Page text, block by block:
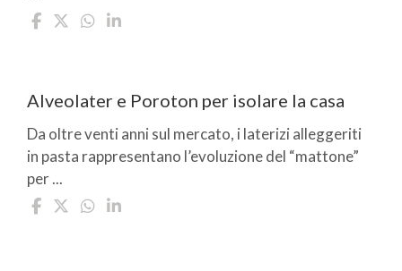
Alveolater e Poroton per isolare la casa
Da oltre venti anni sul mercato, i laterizi alleggeriti
in pasta rappresentano l’evoluzione del “mattone”
per ...